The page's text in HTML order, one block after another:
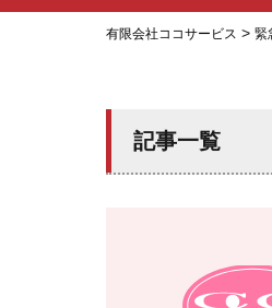
有限会社ココサービス > 緊
記事一覧